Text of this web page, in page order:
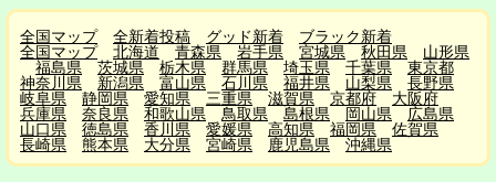
全国マップ 全新着投稿 グッド新着
ブラック新着
全国マップ
北海道 青森県 岩手県 宮城県 秋田県
山形県
福島県
茨城県 栃木県 群馬県 埼玉県 千葉県
東京都
神奈川県
新潟県 富山県 石川県 福井県 山梨県
長野県
岐阜県
静岡県 愛知県 三重県 滋賀県 京都府
大阪府
兵庫県
奈良県 和歌山県 鳥取県 島根県 岡山県
広島県
山口県
徳島県 香川県 愛媛県 高知県 福岡県
佐賀県
長崎県
熊本県 大分県 宮崎県 鹿児島県 沖縄県